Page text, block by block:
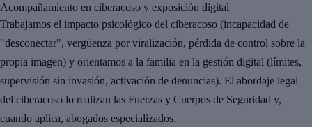
Acompañamiento en ciberacoso y exposición digital
Trabajamos el impacto psicológico del ciberacoso (incapacidad de
"desconectar", vergüenza por viralización, pérdida de control sobre la
propia imagen) y orientamos a la familia en la gestión digital (límites,
supervisión sin invasión, activación de denuncias). El abordaje legal
del ciberacoso lo realizan las Fuerzas y Cuerpos de Seguridad y,
cuando aplica, abogados especializados.